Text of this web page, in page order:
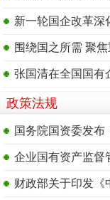
新一轮国企改革深
围绕国之所需 聚
张国清在全国国有
政策法规
国务院国资委发布
企业国有资产监督
财政部关于印发《